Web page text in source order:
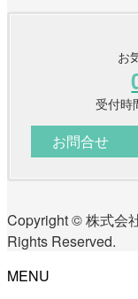
お
受付時
お問合せ
Copyright © 株式会
Rights Reserved.
MENU